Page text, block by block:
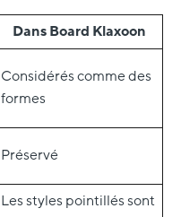
Dans Board Klaxoon
Considérés comme des
formes
Préservé
Les styles pointillés sont